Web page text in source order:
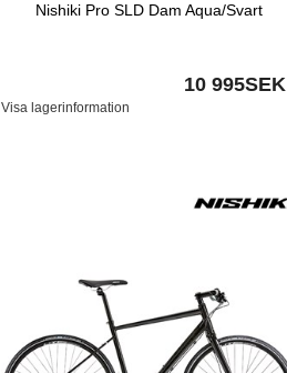
Nishiki Pro SLD Dam Aqua/Svart
10 995SEK
Visa lagerinformation